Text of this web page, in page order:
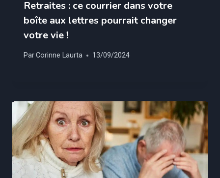
Retraites : ce courrier dans votre
boîte aux lettres pourrait changer
votre vie !
ParCorinne Laurta 13/09/2024